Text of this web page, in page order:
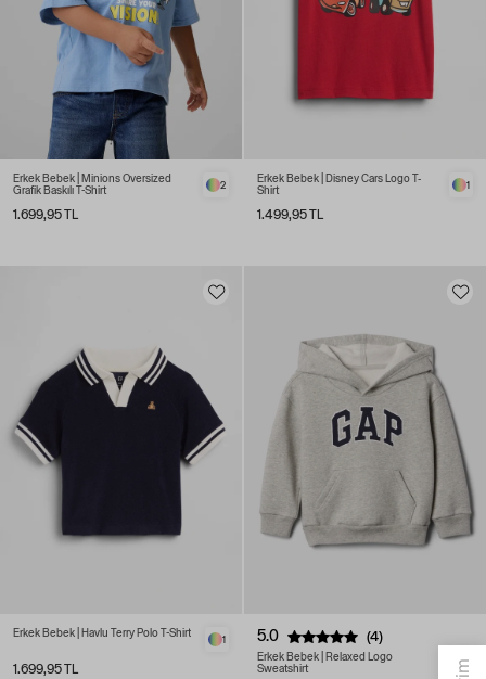
Erkek Bebek | Minions Oversized
Grafik Baskılı T-Shirt
1.699,95 TL
2
Erkek Bebek | Disney Cars Logo T-
Shirt
1.499,95 TL
1
Erkek Bebek | Havlu Terry Polo T-Shirt
1.699,95 TL
1 5.0 (4)
Erkek Bebek | Relaxed Logo
Sweatshirt
3